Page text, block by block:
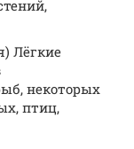
Лёгкие
некоторых
птиц,